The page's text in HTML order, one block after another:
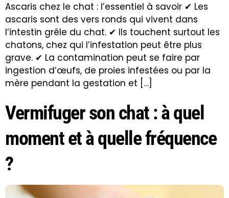
Ascaris chez le chat : l’essentiel à savoir ✔ Les
ascaris sont des vers ronds qui vivent dans
l’intestin grêle du chat. ✔ Ils touchent surtout les
chatons, chez qui l’infestation peut être plus
grave. ✔ La contamination peut se faire par
ingestion d’œufs, de proies infestées ou par la
mère pendant la gestation et […]
Vermifuger son chat : à quel
moment et à quelle fréquence
?